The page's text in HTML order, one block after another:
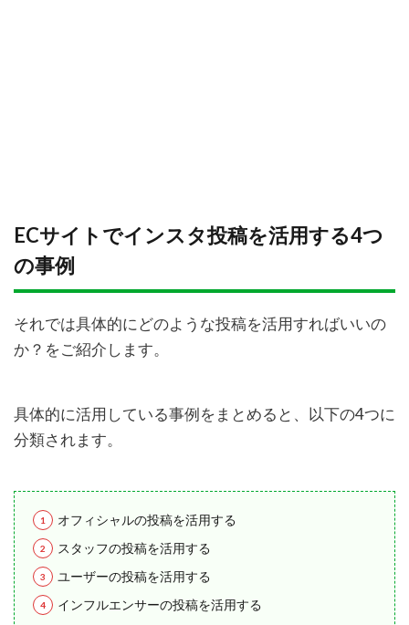
ECサイトでインスタ投稿を活用する4つ
の事例
それでは具体的にどのような投稿を活用すればいいの
か？をご紹介します。
具体的に活用している事例をまとめると、以下の4つに
分類されます。
オフィシャルの投稿を活用する
スタッフの投稿を活用する
ユーザーの投稿を活用する
インフルエンサーの投稿を活用する